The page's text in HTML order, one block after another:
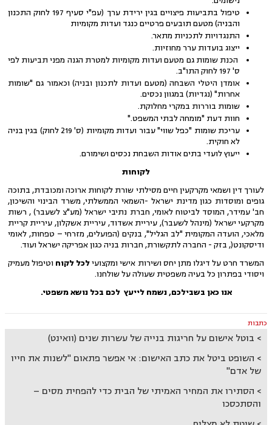
טיפול בתביעות פיצויים בגין ירידת ערך (עפ"י סעיף 197 לחוק התכנון
והבניה) מטעם תובעים פרטיים כנגד ועדות מקומיות
התנגדויות לתכניות מתאר.
ייצוג בועדות ערר מחוזיות.
הכנת שומות גם מטעם ועדות מקומיות למטרת הגנה מפני תביעות לפי
ס' 197 לחוק התו"ב.
אומדן היטלי השבחה (מטעם ועדות לתכנון ובניה) וכאמור גם "שומות
אחרות" (נגדיות) במגוון נכסים.
שומות בוררות במקרי מחלוקת.
חוות דעת "מומחה לבתי המשפט."
עריכת שומות "כפל שווי" עבור ועדות מקומיות (ס' 219 לחוק) בגין בניה
לא חוקית.
ייעוץ לועדי בתים אודות השבחת נכסים ושימורם.
לקוחות
לעורך דין ושמאי מקרקעין חיים מסילתי שורת לקוחות ארוכה ומכובדת, בתוכה
גופים ומוסדות כגון מדינת ישראל -השמאי הממשלתי, משרד הבינוי והשיכון,
חב' עמידר, המוסד לביטוח לאומי, חברת נתיבי ישראל (מע"צ לשעבר) , רשות
מקרקעי ישראל (מינהל לשעבר), עיריית אשדוד, עיריית אשקלון, עיריית קריית
מלאכי, הועדה המקומית "לב הגליל", בנקים (הפועלים, מזרחי – טפחות, לאומי
ודיסקונט(, בזק - החברה לתקשורת, חברות בניה כגון אפריקה ישראל ועוד.
המשרד חרט על דיגלו מתן יחס ושירות אישי ומקצועילכל לקוח וטיפול מעמיק
ויסודי בפתרון כל בעיה משפטית שעולה על שולחנו.
אנו כאן בשבילכם, נשמח לייעץ לכם בכל נושא משפטי.
כתבות
בוטל אישום על חריגות בנייה של עשרות שנים (וואינט)
השופט ביטל את כתב האישום: אי אפשר פתאום "לשנות את חייו
של אדם"
הסתירו את המחיר האמיתי של הבית כדי להפחית מסים –
והסתכסכו